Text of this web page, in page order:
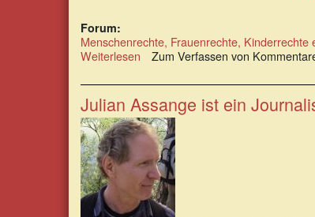
Forum:
Menschenrechte, Frauenrechte, Kinderrechte
Weiterlesen über
Melzer:
Mit
der
Zensur
kommt
unweigerlich
die
Tyrannei
Zum Verfassen von
Julian Assange ist ein